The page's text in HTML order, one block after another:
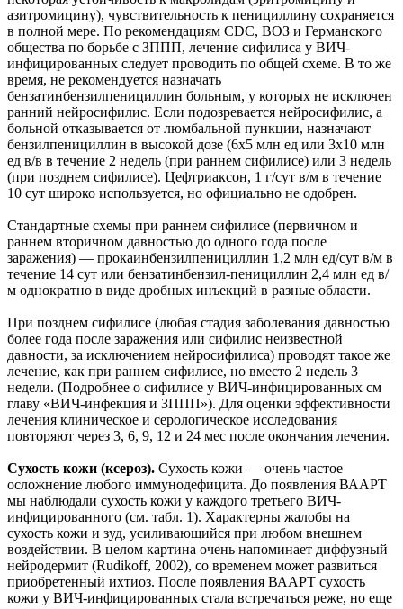
азитромицину), чувствительность к пенициллину сохраняется
в полной мере. По рекомендациям CDC, ВОЗ и Германского
общества по борьбе с ЗППП, лечение сифилиса у ВИЧ-
инфицированных следует проводить по общей схеме. В то же
время, не рекомендуется назначать
бензатинбензилпенициллин больным, у которых не исключен
ранний нейросифилис. Если подозревается нейросифилис, а
больной отказывается от люмбальной пункции, назначают
бензилпенициллин в высокой дозе (6x5 млн ед или 3x10 млн
ед в/в в течение 2 недель (при раннем сифилисе) или 3 недель
(при позднем сифилисе). Цефтриаксон, 1 г/сут в/м в течение
10 сут широко используется, но официально не одобрен.
Стандартные схемы при раннем сифилисе (первичном и
раннем вторичном давностью до одного года после
заражения) — прокаинбензилпенициллин 1,2 млн ед/сут в/м в
течение 14 сут или бензатинбензил-пенициллин 2,4 млн ед в/
м однократно в виде дробных инъекций в разные области.
При позднем сифилисе (любая стадия заболевания давностью
более года после заражения или сифилис неизвестной
давности, за исключением нейросифилиса) проводят такое же
лечение, как при раннем сифилисе, но вместо 2 недель 3
недели. (Подробнее о сифилисе у ВИЧ-инфицированных см
главу «ВИЧ-инфекция и ЗППП»). Для оценки эффективности
лечения клиническое и серологическое исследования
повторяют через 3, 6, 9, 12 и 24 мес после окончания лечения.
Сухость кожи (ксероз). Сухость кожи — очень частое
осложнение любого иммунодефицита. До появления ВААРТ
мы наблюдали сухость кожи у каждого третьего ВИЧ-
инфицированного (см. табл. 1). Характерны жалобы на
сухость кожи и зуд, усиливающийся при любом внешнем
воздействии. В целом картина очень напоминает диффузный
нейродермит (Rudikoff, 2002), со временем может развиться
приобретенный ихтиоз. После появления ВААРТ сухость
кожи у ВИЧ-инфицированных стала встречаться реже, но еще